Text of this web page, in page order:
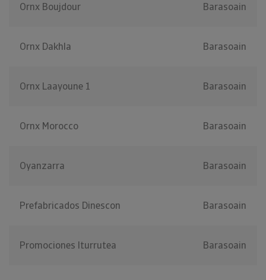
Ornx Boujdour Barasoain
Ornx Dakhla Barasoain
Ornx Laayoune 1 Barasoain
Ornx Morocco Barasoain
Oyanzarra Barasoain
Prefabricados Dinescon Barasoain
Promociones Iturrutea Barasoain